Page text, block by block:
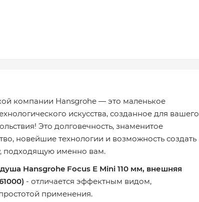
компании Hansgrohe — это маленькое
искусства, созданное для вашего
Это долговечность, знаменитое
новейшие технологии и возможность создать
подходящую именно вам.
Hansgrohe Focus E Mini 110 мм, внешняя
- отличается эффектным видом,
применения.